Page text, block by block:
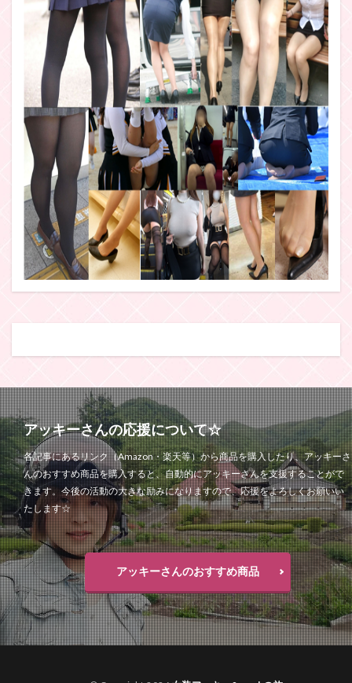
アッキーさんの応援について☆
各記事にあるリンク（Amazon・楽天等）から商品を購入したり、アッキーさ
んのおすすめ商品を購入すると、自動的にアッキーさんを支援することがで
きます。今後の活動の大きな励みになりますので、応援をよろしくお願いい
たします☆
アッキーさんのおすすめ商品